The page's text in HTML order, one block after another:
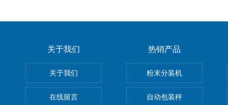
关于我们
关于我们
在线留言
热销产品
粉末分装机
自动包装秤